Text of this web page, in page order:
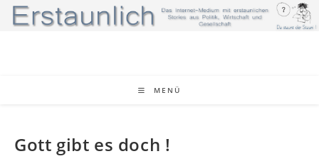
Zum
Inhalt
MENÜ
Gott gibt es doch !